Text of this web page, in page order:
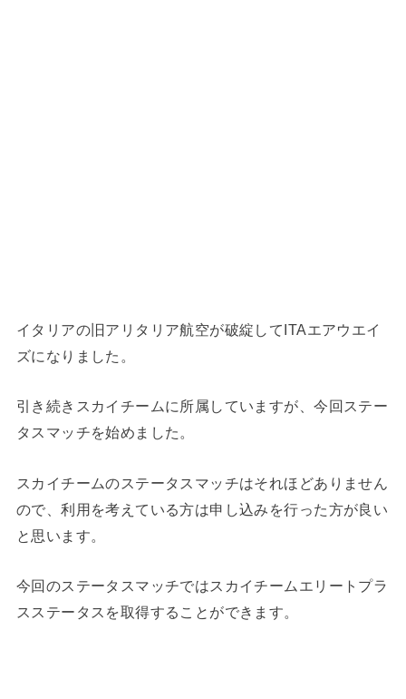
イタリアの旧アリタリア航空が破綻してITAエアウエイ
ズになりました。
引き続きスカイチームに所属していますが、今回ステー
タスマッチを始めました。
スカイチームのステータスマッチはそれほどありません
ので、利用を考えている方は申し込みを行った方が良い
と思います。
今回のステータスマッチではスカイチームエリートプラ
スステータスを取得することができます。